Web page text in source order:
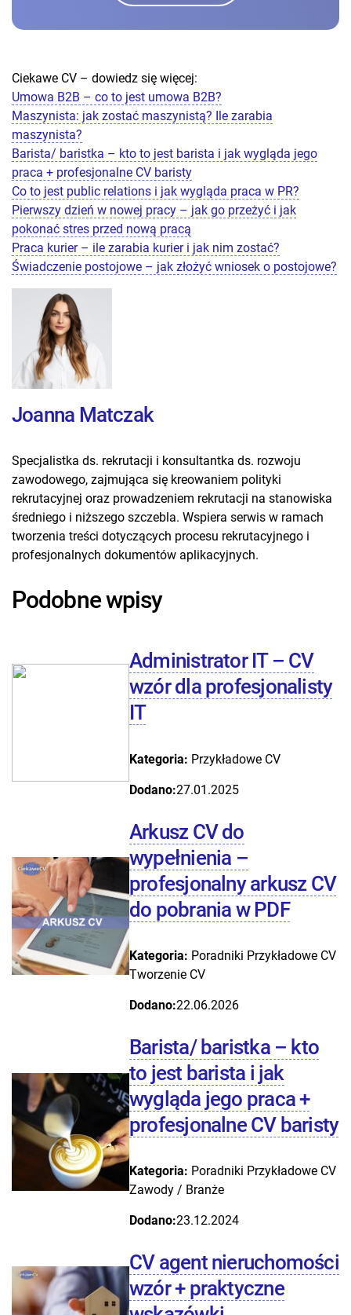
Ciekawe CV – dowiedz się więcej:
Umowa B2B – co to jest umowa B2B?
Maszynista: jak zostać maszynistą? Ile zarabia
maszynista?
Barista/ baristka – kto to jest barista i jak wygląda jego
praca + profesjonalne CV baristy
Co to jest public relations i jak wygląda praca w PR?
Pierwszy dzień w nowej pracy – jak go przeżyć i jak
pokonać stres przed nową pracą
Praca kurier – ile zarabia kurier i jak nim zostać?
Świadczenie postojowe – jak złożyć wniosek o postojowe?
Joanna Matczak
Specjalistka ds. rekrutacji i konsultantka ds. rozwoju
zawodowego, zajmująca się kreowaniem polityki
rekrutacyjnej oraz prowadzeniem rekrutacji na stanowiska
średniego i niższego szczebla. Wspiera serwis w ramach
tworzenia treści dotyczących procesu rekrutacyjnego i
profesjonalnych dokumentów aplikacyjnych.
Podobne wpisy
Administrator IT – CV
wzór dla profesjonalisty
IT
Kategoria: Przykładowe CV
Dodano:27.01.2025
Arkusz CV do
wypełnienia –
profesjonalny arkusz CV
do pobrania w PDF
Kategoria: Poradniki Przykładowe CV
Tworzenie CV
Dodano:22.06.2026
Barista/ baristka – kto
to jest barista i jak
wygląda jego praca +
profesjonalne CV baristy
Kategoria: Poradniki Przykładowe CV
Zawody / Branże
Dodano:23.12.2024
CV agent nieruchomości
wzór + praktyczne